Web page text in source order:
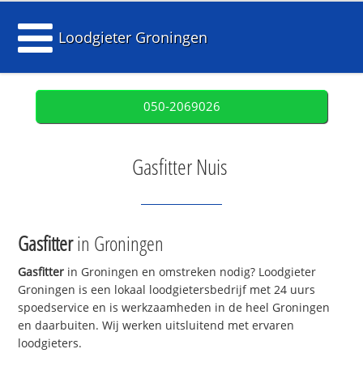
Loodgieter Groningen
050-2069026
Gasfitter Nuis
Gasfitterin Groningen
Gasfitter in Groningen en omstreken nodig? Loodgieter
Groningen is een lokaal loodgietersbedrijf met 24 uurs
spoedservice en is werkzaamheden in de heel Groningen
en daarbuiten. Wij werken uitsluitend met ervaren
loodgieters.